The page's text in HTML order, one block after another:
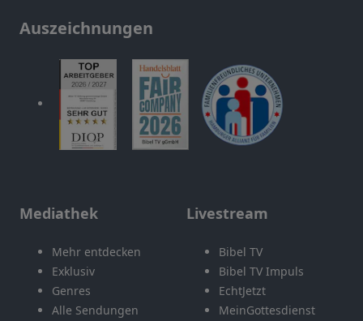
Auszeichnungen
Mediathek
Mehr entdecken
Exklusiv
Genres
Alle Sendungen
Livestream
Bibel TV
Bibel TV Impuls
EchtJetzt
MeinGottesdienst